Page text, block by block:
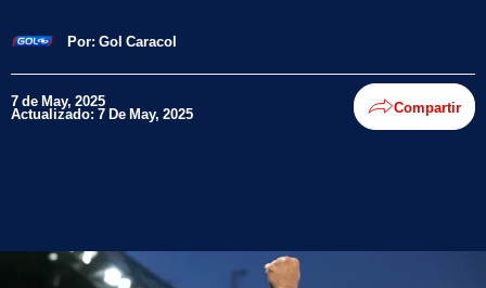
Por: Gol Caracol
7 de May, 2025
Actualizado: 7 De May, 2025 Compartir